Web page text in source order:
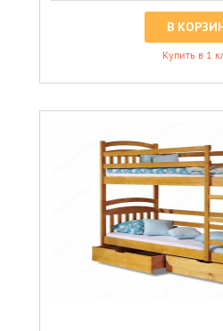
В
Купить в 1